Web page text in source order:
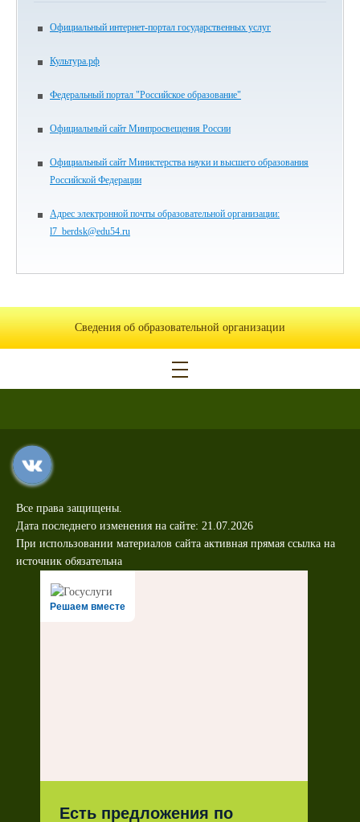
Официальный интернет-портал государственных услуг
Культура.рф
Федеральный портал "Российское образование"
Официальный сайт Минпросвещения России
Официальный сайт Министерства науки и высшего образования
Российской Федерации
Адрес электронной почты образовательной организации:
l7_berdsk@edu54.ru
Сведения об образовательной организации
Все права защищены.
Дата последнего изменения на сайте: 21.07.2026
При использовании материалов сайта активная прямая ссылка на
источник обязательна
Решаем вместе
Есть предложения по